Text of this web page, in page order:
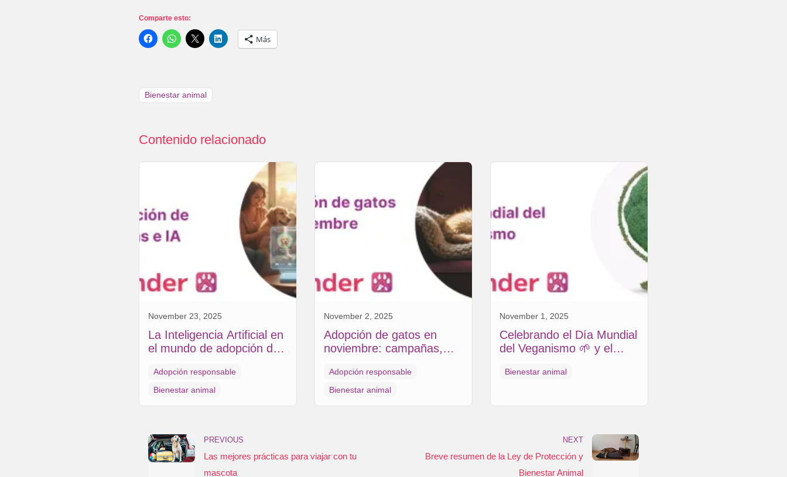
Comparte esto:
Más
Bienestar animal
Contenido relacionado
November 23, 2025
La Inteligencia Artificial en
el mundo de adopción de
Adopción responsable
Bienestar animal
November 2, 2025
Adopción de gatos en
noviembre: campañas,
para un hogar cálido
Adopción responsable
Bienestar animal
November 1, 2025
Celebrando el Día Mundial
del Veganismo 🌱 y el
Bienestar animal
PREVIOUS
Las mejores prácticas para viajar con tu
mascota
NEXT
Breve resumen de la Ley de Protección y
Bienestar Animal